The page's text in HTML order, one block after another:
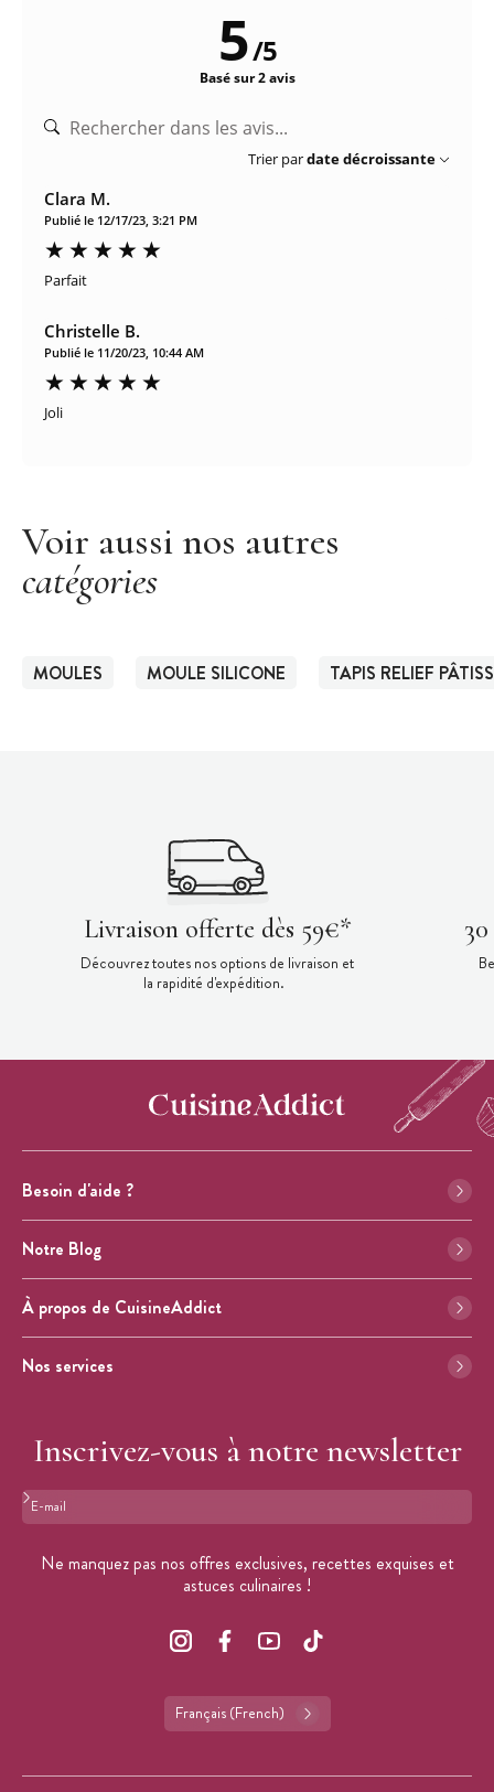
5/5
Basé sur 2 avis
Trier pardate décroissante
Clara M.
Publié le 12/17/23, 3:21 PM
Parfait
Christelle B.
Publié le 11/20/23, 10:44 AM
Joli
Voir aussi nos autres
catégories
MOULES MOULE SILICONE TAPIS RELIEF
Livraison offerte dès 59€*
Découvrez toutes nos options de livraison et
la rapidité d'expédition.
Besoin d'aide ?
Notre Blog
À propos de CuisineAddict
Nos services
Inscrivez-vous à notre newsletter
Format : adresse@email.com
Ne manquez pas nos offres exclusives, recettes exquises et
astuces culinaires !
Français (French)